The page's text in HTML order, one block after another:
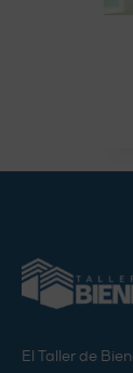
El Taller de